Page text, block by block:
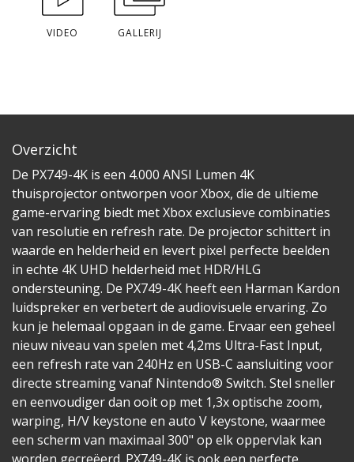
VIDEO GALLERIJ
Overzicht
De PX749-4K is een 4.000 ANSI Lumen 4K
thuisprojector ontworpen voor Xbox, die de ultieme
game-ervaring biedt met Xbox exclusieve combinaties
van resolutie en refresh rate. De projector schittert in
waarde en helderheid en levert pixel perfecte beelden
in echte 4K UHD helderheid met HDR/HLG
ondersteuning. De PX749-4K heeft een Harman Kardon
luidspreker en verbetert de audiovisuele ervaring. Zo
kun je helemaal opgaan in de game. Ervaar een geheel
nieuw niveau van spelen met 4,2ms Ultra-Fast Input,
een refresh rate van 240Hz en USB-C aansluiting voor
directe streaming vanaf Nintendo® Switch. Stel sneller
en eenvoudiger dan ooit op met 1,3x optische zoom,
warping, H/V keystone en auto V keystone, waarmee
een scherm van maximaal 300" op elk oppervlak kan